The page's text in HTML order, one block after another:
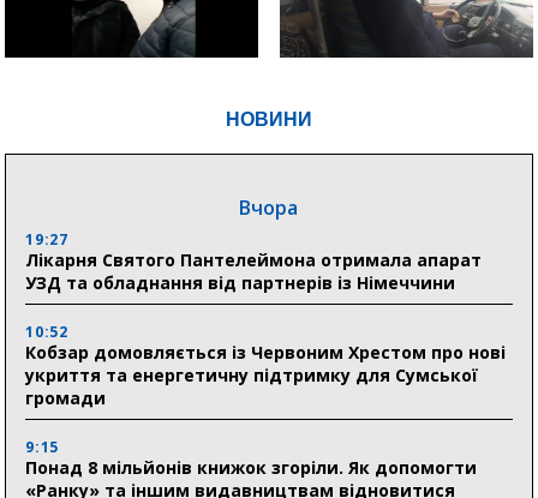
НОВИНИ
Вчора
19:27
Лікарня Святого Пантелеймона отримала апарат
УЗД та обладнання від партнерів із Німеччини
10:52
Кобзар домовляється із Червоним Хрестом про нові
укриття та енергетичну підтримку для Сумської
громади
9:15
Понад 8 мільйонів книжок згоріли. Як допомогти
«Ранку» та іншим видавництвам відновитися